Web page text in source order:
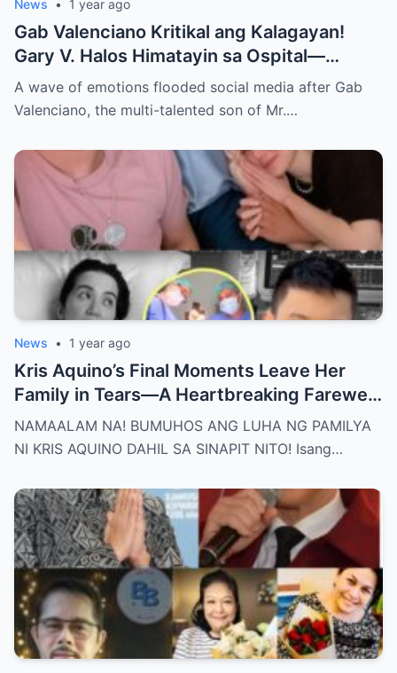
News • 1 year ago
Gab Valenciano Kritikal ang Kalagayan!
Gary V. Halos Himatayin sa Ospital—
Nakakaiyak ang Panalangin ng Pamilya
Habang Nasa Bingit ng Kamatayan ang
A wave of emotions flooded social media after Gab
Valenciano, the multi-talented son of Mr.…
News • 1 year ago
Kris Aquino’s Final Moments Leave Her
Family in Tears—A Heartbreaking Farewell
That Shocks the Entire Nation as the Truth
Behind Her Emotional Last Days Is Finally
Grief, and Prayers from Fans Across the
Philippines and Around the World.
NAMAALAM NA! BUMUHOS ANG LUHA NG PAMILYA
NI KRIS AQUINO DAHIL SA SINAPIT NITO! Isang…